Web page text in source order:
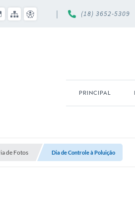
| (18) 3652-5309
PRINCIPAL
de Fotos Dia de Controle à Poluição